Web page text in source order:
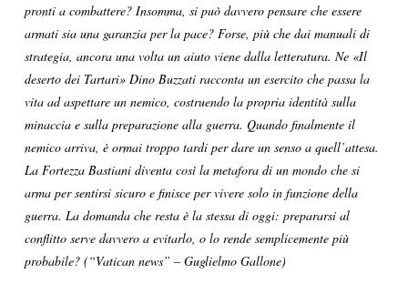
pronti a combattere? Insomma, si può davvero pensare che essere
armati sia una garanzia per la pace? Forse, più che dai manuali di
strategia, ancora una volta un aiuto viene dalla letteratura. Ne «Il
deserto dei Tartari» Dino Buzzati racconta un esercito che passa la
vita ad aspettare un nemico, costruendo la propria identità sulla
minaccia e sulla preparazione alla guerra. Quando finalmente il
nemico arriva, è ormai troppo tardi per dare un senso a quell’attesa.
La Fortezza Bastiani diventa così la metafora di un mondo che si
arma per sentirsi sicuro e finisce per vivere solo in funzione della
guerra. La domanda che resta è la stessa di oggi: prepararsi al
conflitto serve davvero a evitarlo, o lo rende semplicemente più
probabile? (“Vatican news” – Guglielmo Gallone)